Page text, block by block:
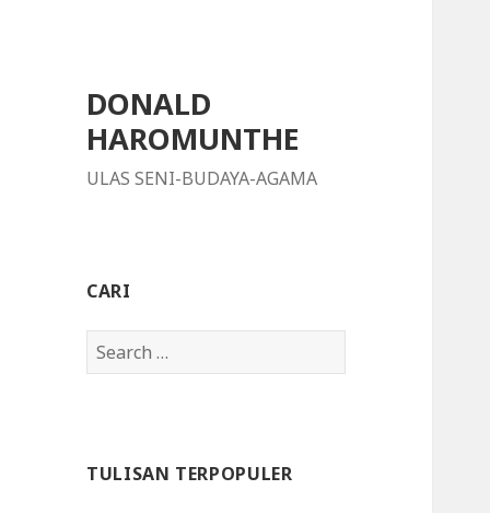
DONALD
HAROMUNTHE
ULAS SENI-BUDAYA-AGAMA
CARI
S
e
h
TULISAN TERPOPULER